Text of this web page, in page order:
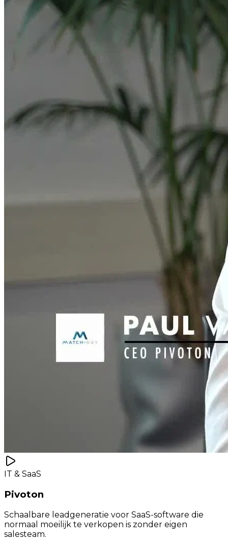
IT & SaaS
Pivoton
Schaalbare leadgeneratie voor SaaS-software die
normaal moeilijk te verkopen is zonder eigen
salesteam.